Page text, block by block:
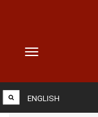
Toggle
ENGLISH